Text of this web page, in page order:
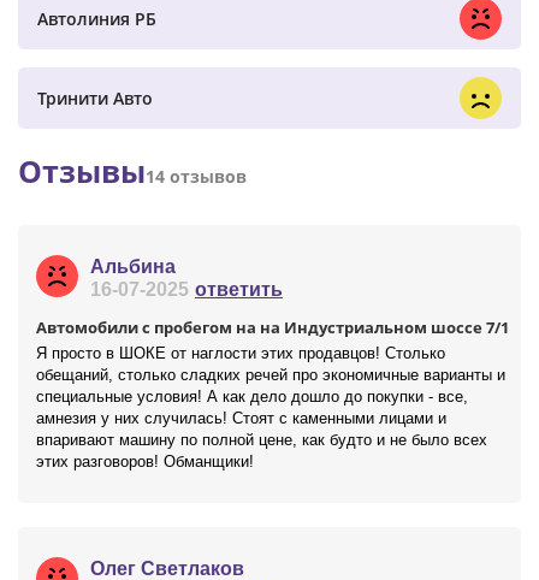
Автолиния РБ
Тринити Авто
Отзывы14 отзывов
Альбина
16-07-2025 ответить
Автомобили с пробегом на на Индустриальном шоссе 7/1
Я просто в ШОКЕ от наглости этих продавцов! Столько
обещаний, столько сладких речей про экономичные варианты и
специальные условия! А как дело дошло до покупки - все,
амнезия у них случилась! Стоят с каменными лицами и
впаривают машину по полной цене, как будто и не было всех
этих разговоров! Обманщики!
Олег Светлаков